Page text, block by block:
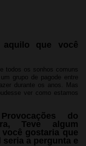
que você
todos os sonhos comuns
grupo de pagode entre
durante os anos. Mas
ver como estamos
do
Teve algum
gostaria que
a pergunta e